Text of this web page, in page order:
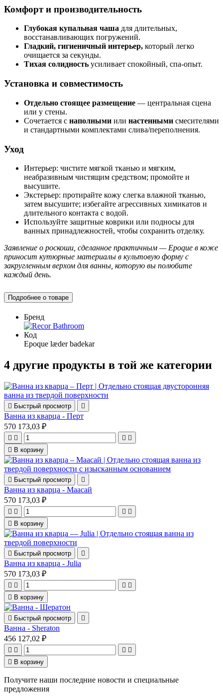
Комфорт и производительность
Глубокая купальная чаша для длительных,
восстанавливающих погружений.
Гладкий, гигиеничный интерьер, который легко
очищается за секунды.
Тихая солидность усиливает спокойный, спа-опыт.
Установка и совместимость
Отдельно стоящее размещение — центральная сцена
или у стены.
Сочетается с наполными или настенными смесителями
и стандартными комплектами слива/переполнения.
Уход
Интерьер: чистите мягкой тканью и мягким,
неабразивным чистящим средством; промойте и
высушите.
Экстерьер: протирайте кожу слегка влажной тканью,
затем высушите; избегайте агрессивных химикатов и
длительного контакта с водой.
Используйте защитные коврики или подносы для
ванных принадлежностей, чтобы сохранить отделку.
Заявление о роскоши, сделанное практичным — Epoque в коже
приносит кутюрные материалы в культовую форму с
закругленным верхом для ванны, которую вы полюбите
каждый день.
Подробнее о товаре
Бренд
Код
Epoque læder badekar
4 другие продукты в той же категории
 Быстрый просмотр 
Ванна из кварца - Перт
570 173,03 ₽
   
 В корзину
 Быстрый просмотр 
Ванна из кварца - Маасай
570 173,03 ₽
   
 В корзину
 Быстрый просмотр 
Ванна из кварца - Julia
570 173,03 ₽
   
 В корзину
 Быстрый просмотр 
Ванна - Sheraton
456 127,02 ₽
   
 В корзину
Получите наши последние новости и специальные
предложения